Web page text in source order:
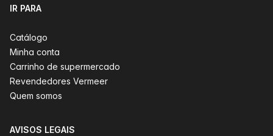
IR PARA
Catálogo
Minha conta
Carrinho de supermercado
Revendedores Vermeer
Quem somos
AVISOS LEGAIS